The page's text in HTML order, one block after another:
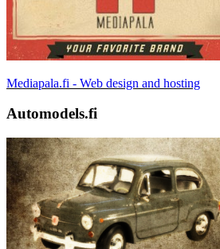
Mediapala.fi - Web design and hosting
Automodels.fi